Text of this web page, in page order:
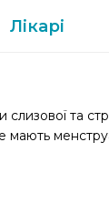
Лікарі
та
мають